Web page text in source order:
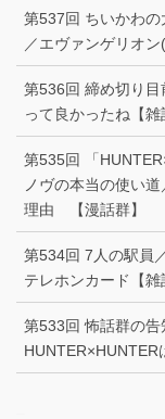
第537回 ちいかわ
／エヴァンゲリオン
第536回 締め切り
って良かったね【雑
第535回 「
ノヴの本当の使い
理由 【漫話群】
第534回 7人の駅員
テレホンカード【雑
第533回 怖話群の
HUNTER×HUNTER